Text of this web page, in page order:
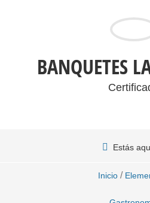
BANQUETES
Estás
Inicio /